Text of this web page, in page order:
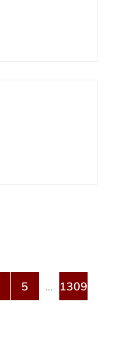
5 … 1309